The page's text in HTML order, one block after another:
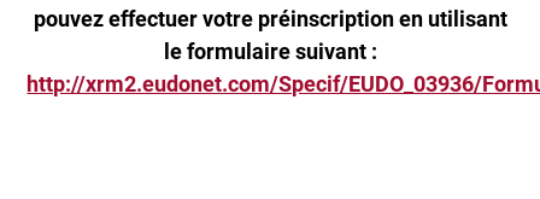
pouvez effectuer votre préinscription en utilisant
le formulaire suivant :
http://xrm2.eudonet.com/Specif/EUDO_03936/